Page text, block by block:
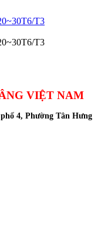
T3
T3
VIỆT NAM
4, Phường Tân Hưng